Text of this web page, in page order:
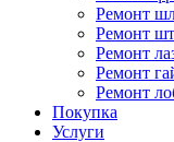
Ремонт
Ремонт
Ремонт
Ремонт
Ремонт
Покупка
Услуги